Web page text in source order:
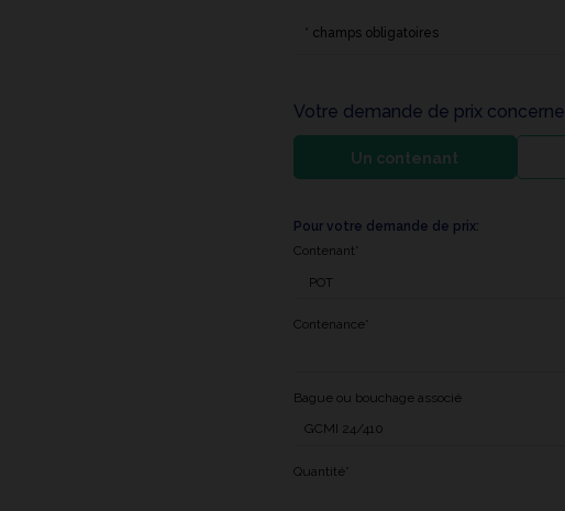
* champs obligatoires
Votre demande de prix concerne
Un contenant
Pour votre demande de prix:
Contenant*
Contenance*
Bague ou bouchage associé
Quantité*